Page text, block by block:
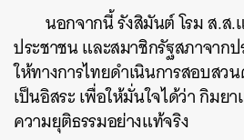
นอกจากนี้ รังสิมันต์ โรม ส.
ประชาชน และสมาชิกรัฐสภาจากป
ให้ทางการไทยดำเนินการสอบสว
เป็นอิสระ เพื่อให้มั่นใจได้ว่า กิมย
ความยุติธรรมอย่างแท้จริง